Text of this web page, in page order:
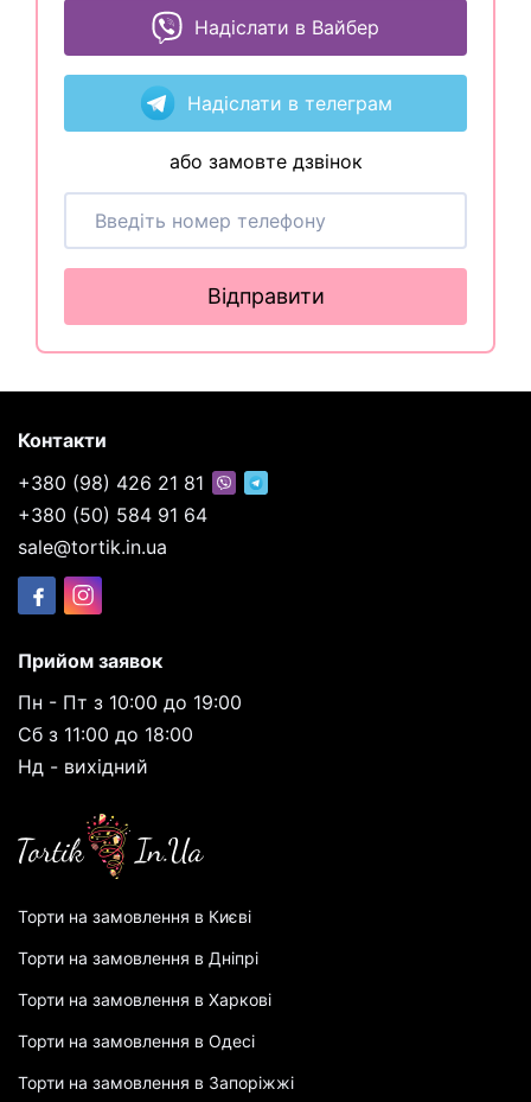
Надіслати в Вайбер
Надіслати в телеграм
або замовте дзвінок
Відправити
Контакти
+380 (98) 426 21 81
+380 (50) 584 91 64
sale@tortik.in.ua
Прийом заявок
Пн - Пт з 10:00 до 19:00
Сб з 11:00 до 18:00
Нд - вихідний
Торти на замовлення в Києві
Торти на замовлення в Дніпрі
Торти на замовлення в Харкові
Торти на замовлення в Одесі
Торти на замовлення в Запоріжжі